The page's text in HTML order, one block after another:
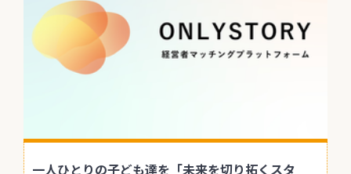
一人ひとりの子ども達を「未来を切り拓くスタ